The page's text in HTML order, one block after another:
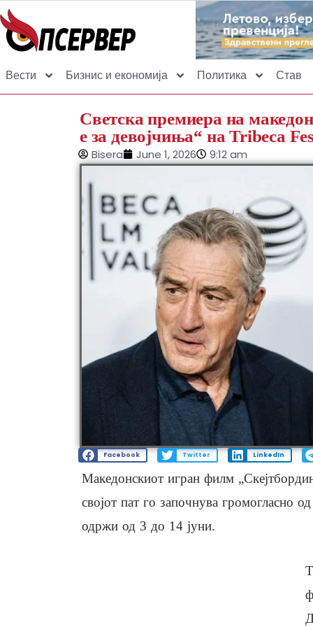
Вести Бизнис и економија Политика Став
Светска премиера на
е за девојчиња“ на Tribeca
Bisera June 1, 2026 9:12 am
Facebook Twitter LinkedIn
Македонскиот игран филм
својот пат го започнува громогласно
одржи од 3 до 14 јуни.